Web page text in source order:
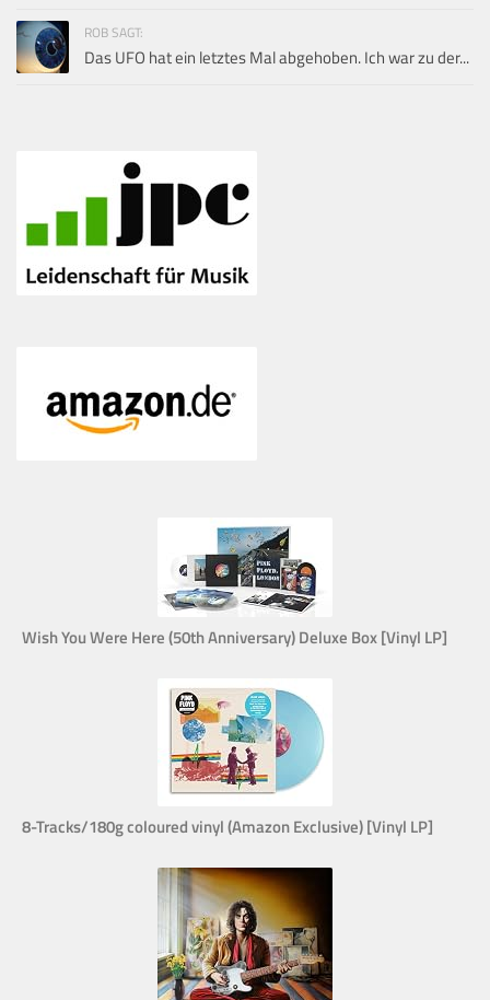
ROB SAGT:
Das UFO hat ein letztes Mal abgehoben. Ich war zu der...
Wish You Were Here (50th Anniversary) Deluxe Box [Vinyl LP]
8-Tracks/180g coloured vinyl (Amazon Exclusive) [Vinyl LP]